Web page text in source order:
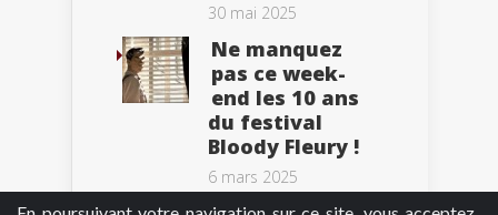
30 mai 2025
Ne manquez
pas ce week-
end les 10 ans
du festival
Bloody Fleury !
6 mars 2025